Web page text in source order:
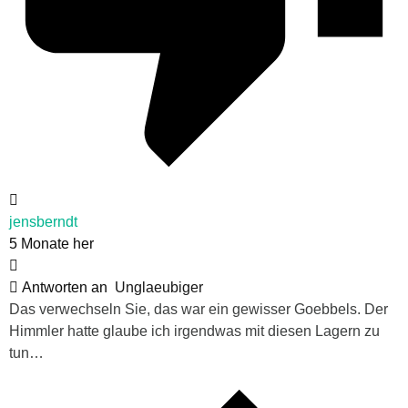
jensberndt
5 Monate her
Antworten an Unglaeubiger
Das verwechseln Sie, das war ein gewisser Goebbels. Der
Himmler hatte glaube ich irgendwas mit diesen Lagern zu
tun…